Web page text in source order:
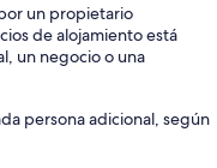
un propietario
de alojamiento está
un negocio o una
persona adicional, según